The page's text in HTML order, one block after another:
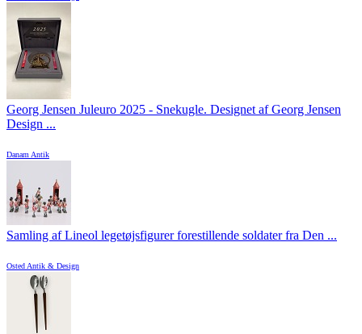
Georg Jensen Juleuro 2025 - Snekugle. Designet af Georg Jensen
Design ...
Danam Antik
Samling af Lineol legetøjsfigurer forestillende soldater fra Den ...
Osted Antik & Design